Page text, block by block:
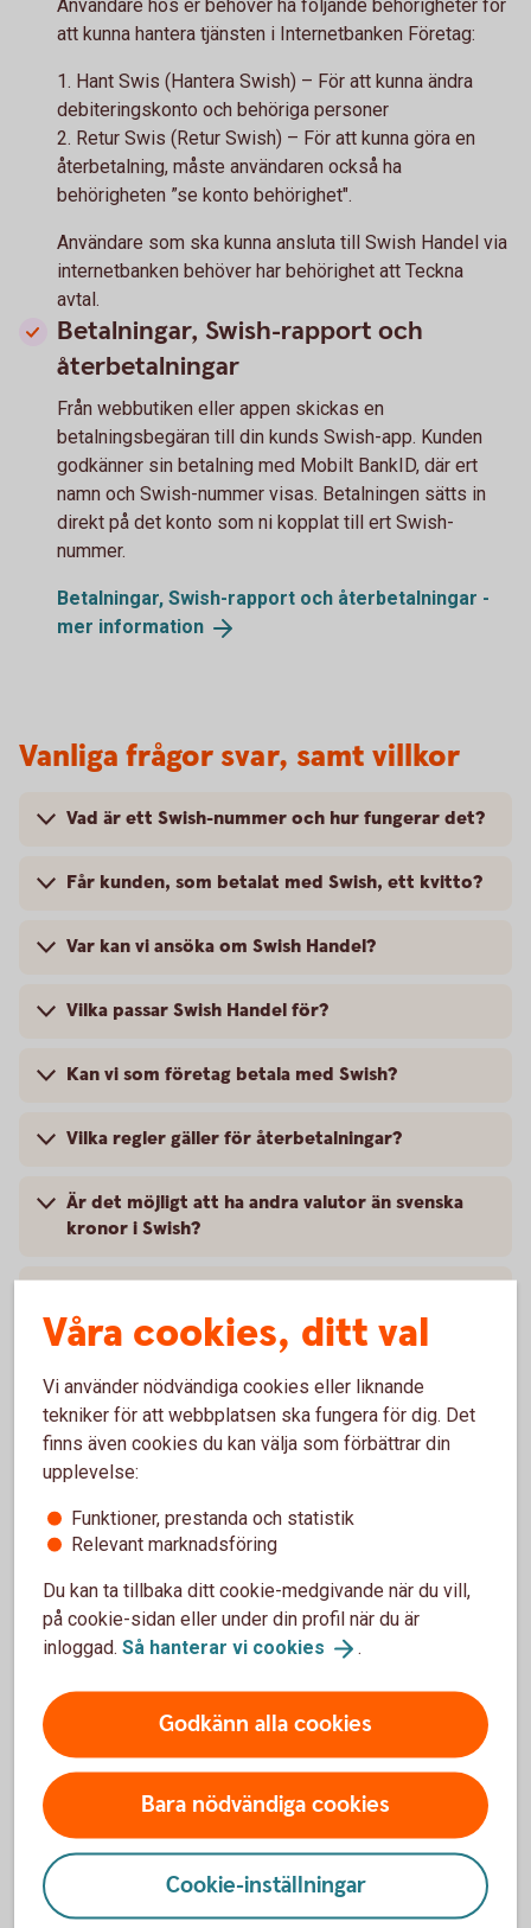
Användare hos er behöver ha följande behörigheter för
att kunna hantera tjänsten i Internetbanken Företag:
1. Hant Swis (Hantera Swish) – För att kunna ändra
debiteringskonto och behöriga personer
2. Retur Swis (Retur Swish) – För att kunna göra en
återbetalning, måste användaren också ha
behörigheten ”se konto behörighet".
Användare som ska kunna ansluta till Swish Handel via
internetbanken behöver har behörighet att Teckna
avtal.
Betalningar, Swish-rapport och
återbetalningar
Från webbutiken eller appen skickas en
betalningsbegäran till din kunds Swish-app. Kunden
godkänner sin betalning med Mobilt BankID, där ert
namn och Swish-nummer visas. Betalningen sätts in
direkt på det konto som ni kopplat till ert Swish-
nummer.
Betalningar, Swish-rapport och återbetalningar -
mer information
Vanliga frågor svar, samt villkor
Vad är ett Swish-nummer och hur fungerar det?
Får kunden, som betalat med Swish, ett kvitto?
Var kan vi ansöka om Swish Handel?
Vilka passar Swish Handel för?
Kan vi som företag betala med Swish?
Vilka regler gäller för återbetalningar?
Är det möjligt att ha andra valutor än svenska
kronor i Swish?
Swish Företag?
Finns det någon beloppsbegränsning för Swish
Handel?
Finns det något konsumentskydd för Swish?
Hur avslutar vi Swish Handel?
Ta del av villkoren för Swish handel.
Villkor Swish Handel (pdf)
Våra cookies, ditt val
Vi använder nödvändiga cookies eller liknande
tekniker för att webbplatsen ska fungera för dig. Det
finns även cookies du kan välja som förbättrar din
upplevelse:
Funktioner, prestanda och statistik
Relevant marknadsföring
Du kan ta tillbaka ditt cookie-medgivande när du vill,
på cookie-sidan eller under din profil när du är
inloggad. Så hanterar vi cookies .
Godkänn alla cookies
Bara nödvändiga cookies
Cookie-inställningar